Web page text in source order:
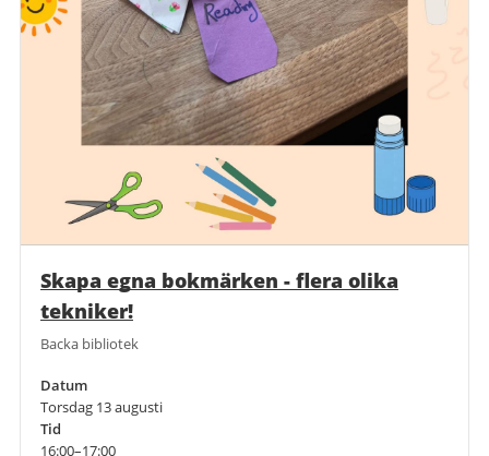
Skapa egna bokmärken - flera olika
tekniker!
Backa bibliotek
Datum
Torsdag 13 augusti
Tid
16:00–17:00